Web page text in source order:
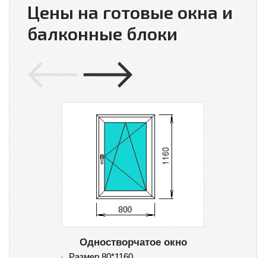
Цены на готовые окна и
балконные блоки
Одностворчатое окно